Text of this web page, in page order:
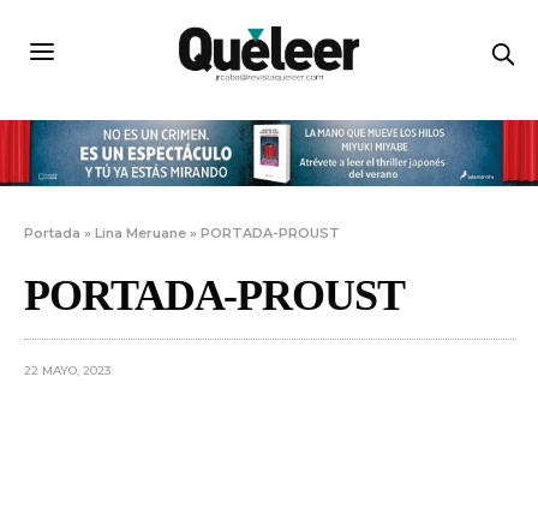
Portada »Lina Meruane »PORTADA-PROUST
PORTADA-PROUST
22 MAYO, 2023